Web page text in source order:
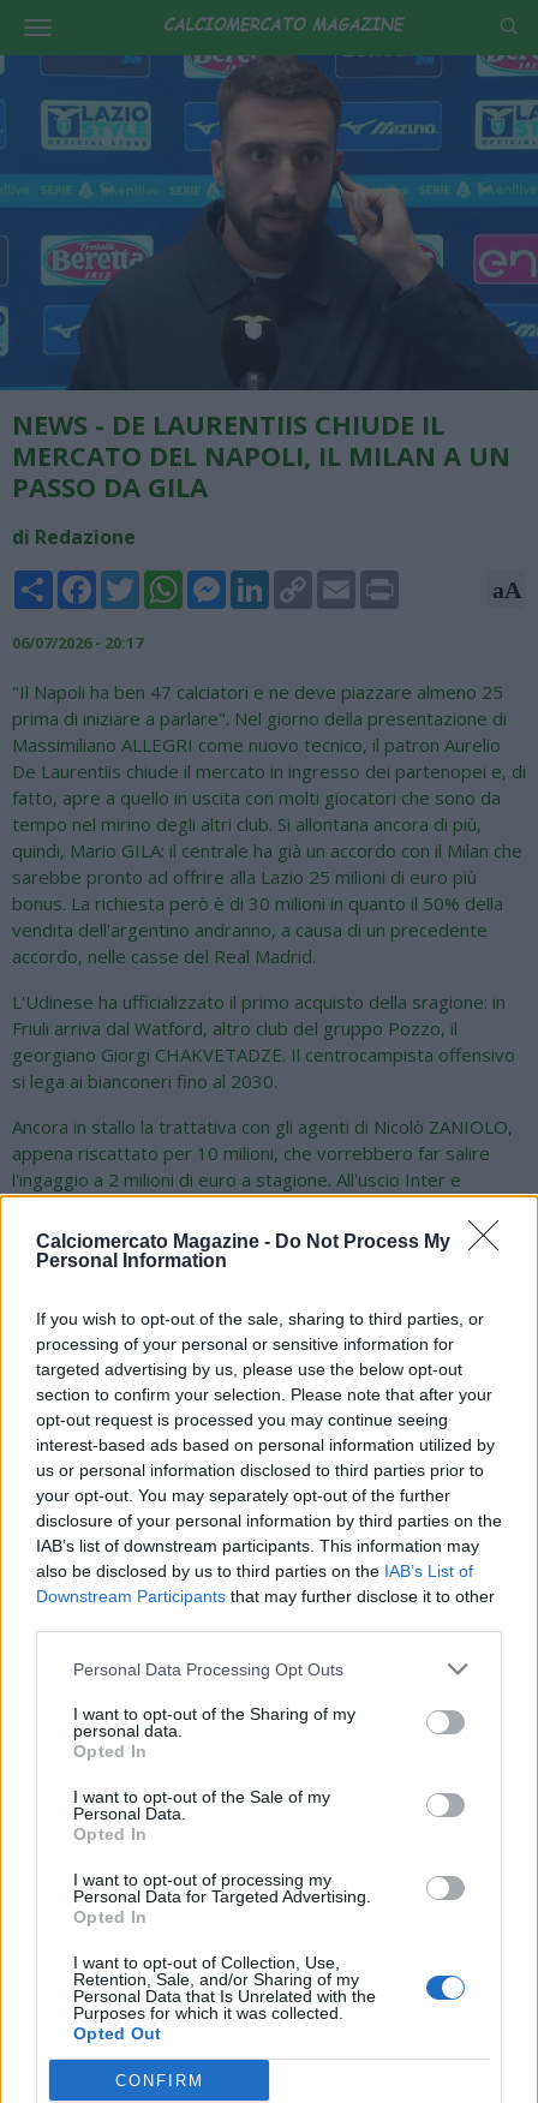
Calciomercato Magazine - Do Not Process My
Personal Information
If you wish to opt-out of the sale, sharing to third parties, or
processing of your personal or sensitive information for
targeted advertising by us, please use the below opt-out
section to confirm your selection. Please note that after your
opt-out request is processed you may continue seeing
interest-based ads based on personal information utilized by
us or personal information disclosed to third parties prior to
your opt-out. You may separately opt-out of the further
disclosure of your personal information by third parties on the
IAB’s list of downstream participants. This information may
also be disclosed by us to third parties on the IAB’s List of
Downstream Participants that may further disclose it to other
Personal Data Processing Opt Outs
I want to opt-out of the Sharing of my
personal data.
Opted In
I want to opt-out of the Sale of my
Personal Data.
Opted In
I want to opt-out of processing my
Personal Data for Targeted Advertising.
Opted In
I want to opt-out of Collection, Use,
Retention, Sale, and/or Sharing of my
Personal Data that Is Unrelated with the
Purposes for which it was collected.
Opted Out
CONFIRM
NEWS - DE LAURENTIIS CHIUDE IL
MERCATO DEL NAPOLI, IL MILAN A UN
PASSO DA GILA
di Redazione
Share FacebookTwitterWhatsAppMessengerLinkedInCopy
Link
Email aA
06/07/2026 - 20:17
"Il Napoli ha ben 47 calciatori e ne deve piazzare almeno 25
prima di iniziare a parlare". Nel giorno della presentazione di
Massimiliano ALLEGRI come nuovo tecnico, il patron Aurelio
De Laurentiis chiude il mercato in ingresso dei partenopei e, di
fatto, apre a quello in uscita con molti giocatori che sono da
tempo nel mirino degli altri club. Si allontana ancora di più,
quindi, Mario GILA: il centrale ha già un accordo con il Milan che
sarebbe pronto ad offrire alla Lazio 25 milioni di euro più
bonus. La richiesta però è di 30 milioni in quanto il 50% della
vendita dell'argentino andranno, a causa di un precedente
accordo, nelle casse del Real Madrid.
L'Udinese ha ufficializzato il primo acquisto della sragione: in
Friuli arriva dal Watford, altro club del gruppo Pozzo, il
georgiano Giorgi CHAKVETADZE. Il centrocampista offensivo
si lega ai bianconeri fino al 2030.
Ancora in stallo la trattativa con gli agenti di Nicolò ZANIOLO,
appena riscattato per 10 milioni, che vorrebbero far salire
l'ingaggio a 2 milioni di euro a stagione. All'uscio Inter e
Juventus.
I bianconeri, in attesa di definire un accordo con il Psg per
è valutato 25 milioni di euro. Il club torinese segue con
interesse anche il portiere giapponese Zion SUZUKI, che ha
ben figurato ai Mondiali.
Torna ufficialmente sul mercato l'ex interista Marcelo
BROZOVIC: svincolatosi dall'Al-Nassr potrebbe tornare in
Serie A. Il Venezia ha tolto dal mercato Andrea ADORANTE: il
25enne attaccante lo scorso anno ha realizzato 17 reti in
Serie B, ottenendo anche il premio di miglior giocatore della
categoria.
La Cremonese è al centro di un'asta tra Sassuolo, Cagliari e
Torino per il 24enne terzino destro Tommaso BARBIERI.
Scende di categoria, invece, il centrocampista offensivo
HERNANI Azevedo Júnior che lascia il Monza e raggiunge il
Palermo.
Dall'estero, invece, arriva l'ufficialità per il passaggio, record
Newcastle al Tottenham. Il centrocampista della Nazionale
lavorerà alla dipendenze del tecnico Roberto DE ZERBI. Lascia
portiere cresciuto nelle giovanili del Milan ha firmato un
contratto fino al 2031 con il Psg.